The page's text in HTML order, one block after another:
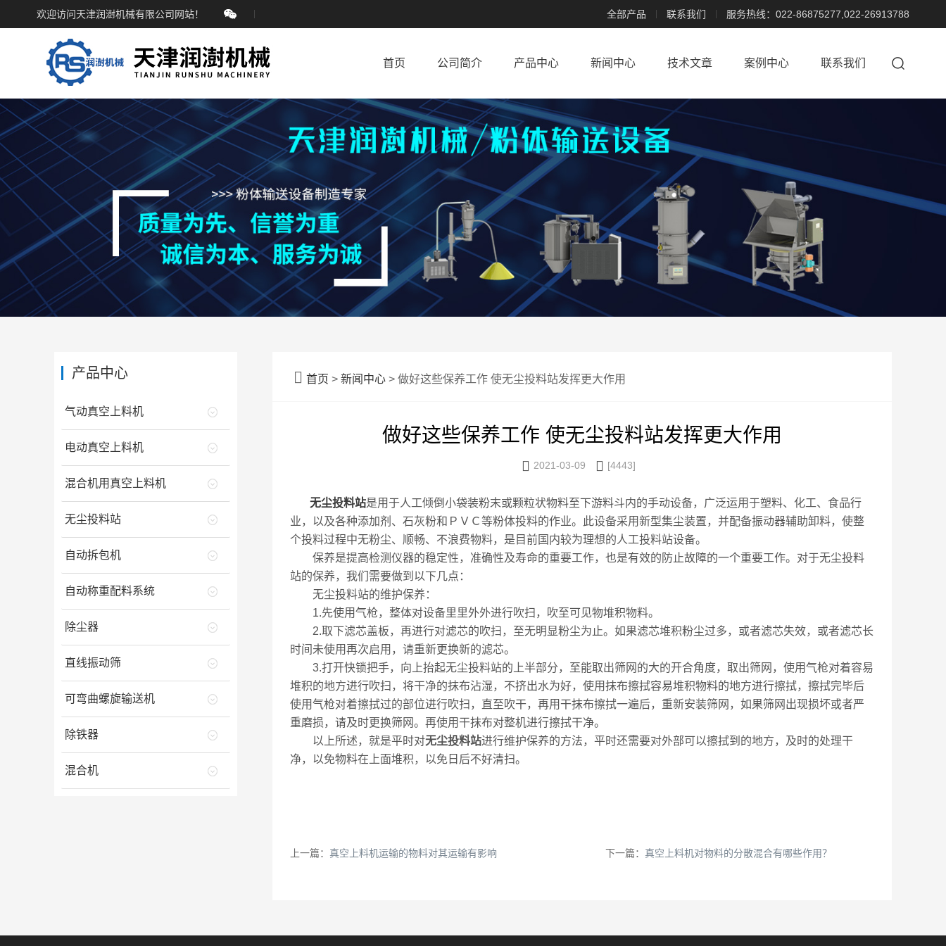
欢迎访问天津润澍机械有限公司网站！ 全部产品 联系我们 服务热线：022-86875277,022-26913788
首页 公司简介 产品中心 新闻中心 技术文章 案例中心 联系我们
 首页 > 新闻中心 > 做好这些保养工作 使无尘投料站发挥更大作用
做好这些保养工作 使无尘投料站发挥更大作用
 2021-03-09  [4443]
无尘投料站是用于人工倾倒小袋装粉末或颗粒状物料至下游料斗内的手动设备，广泛运用于塑料、化工、食品行
业，以及各种添加剂、石灰粉和ＰＶＣ等粉体投料的作业。此设备采用新型集尘装置，并配备振动器辅助卸料，使整
个投料过程中无粉尘、顺畅、不浪费物料，是目前国内较为理想的人工投料站设备。
保养是提高检测仪器的稳定性，准确性及寿命的重要工作，也是有效的防止故障的一个重要工作。对于无尘投料
站的保养，我们需要做到以下几点：
无尘投料站的维护保养：
1.先使用气枪，整体对设备里里外外进行吹扫，吹至可见物堆积物料。
2.取下滤芯盖板，再进行对滤芯的吹扫，至无明显粉尘为止。如果滤芯堆积粉尘过多，或者滤芯失效，或者滤芯长
时间未使用再次启用，请重新更换新的滤芯。
3.打开快锁把手，向上抬起无尘投料站的上半部分，至能取出筛网的大的开合角度，取出筛网，使用气枪对着容易
堆积的地方进行吹扫，将干净的抹布沾湿，不挤出水为好，使用抹布擦拭容易堆积物料的地方进行擦拭，擦拭完毕后
使用气枪对着擦拭过的部位进行吹扫，直至吹干，再用干抹布擦拭一遍后，重新安装筛网，如果筛网出现损坏或者严
重磨损，请及时更换筛网。再使用干抹布对整机进行擦拭干净。
以上所述，就是平时对无尘投料站进行维护保养的方法，平时还需要对外部可以擦拭到的地方，及时的处理干
净，以免物料在上面堆积，以免日后不好清扫。
上一篇： 真空上料机运输的物料对其运输有影响 下一篇：真空上料机对物料的分散混合有哪些作用？
产品中心
气动真空上料机
电动真空上料机
混合机用真空上料机
无尘投料站
自动拆包机
自动称重配料系统
除尘器
直线振动筛
可弯曲螺旋输送机
除铁器
混合机